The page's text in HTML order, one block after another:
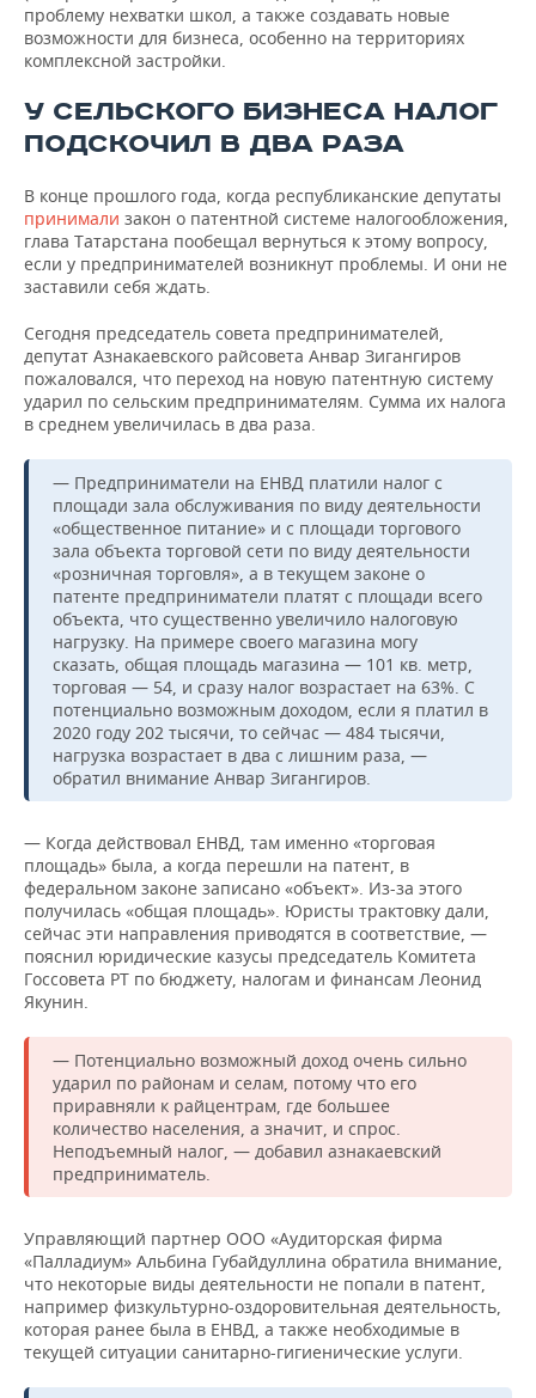
проблему нехватки школ, а также создавать новые
возможности для бизнеса, особенно на территориях
комплексной застройки.
У СЕЛЬСКОГО БИЗНЕСА НАЛОГ
ПОДСКОЧИЛ В ДВА РАЗА
В конце прошлого года, когда республиканские депутаты
принимали закон о патентной системе налогообложения,
глава Татарстана пообещал вернуться к этому вопросу,
если у предпринимателей возникнут проблемы. И они не
заставили себя ждать.
Сегодня председатель совета предпринимателей,
депутат Азнакаевского райсовета Анвар Зигангиров
пожаловался, что переход на новую патентную систему
ударил по сельским предпринимателям. Сумма их налога
в среднем увеличилась в два раза.
— Предприниматели на ЕНВД платили налог с
площади зала обслуживания по виду деятельности
«общественное питание» и с площади торгового
зала объекта торговой сети по виду деятельности
«розничная торговля», а в текущем законе о
патенте предприниматели платят с площади всего
объекта, что существенно увеличило налоговую
нагрузку. На примере своего магазина могу
сказать, общая площадь магазина — 101 кв. метр,
торговая — 54, и сразу налог возрастает на 63%. С
потенциально возможным доходом, если я платил в
2020 году 202 тысячи, то сейчас — 484 тысячи,
нагрузка возрастает в два с лишним раза, —
обратил внимание Анвар Зигангиров.
— Когда действовал ЕНВД, там именно «торговая
площадь» была, а когда перешли на патент, в
федеральном законе записано «объект». Из-за этого
получилась «общая площадь». Юристы трактовку дали,
сейчас эти направления приводятся в соответствие, —
пояснил юридические казусы председатель Комитета
Госсовета РТ по бюджету, налогам и финансам Леонид
Якунин.
— Потенциально возможный доход очень сильно
ударил по районам и селам, потому что его
приравняли к райцентрам, где большее
количество населения, а значит, и спрос.
Неподъемный налог, — добавил азнакаевский
предприниматель.
Управляющий партнер ООО «Аудиторская фирма
«Палладиум» Альбина Губайдуллина обратила внимание,
что некоторые виды деятельности не попали в патент,
например физкультурно-оздоровительная деятельность,
которая ранее была в ЕНВД, а также необходимые в
текущей ситуации санитарно-гигиенические услуги.